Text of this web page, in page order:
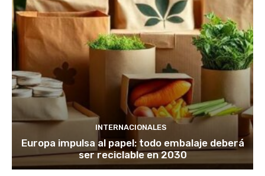
INTERNACIONALES
Europa impulsa al papel: todo embalaje deberá
ser reciclable en 2030